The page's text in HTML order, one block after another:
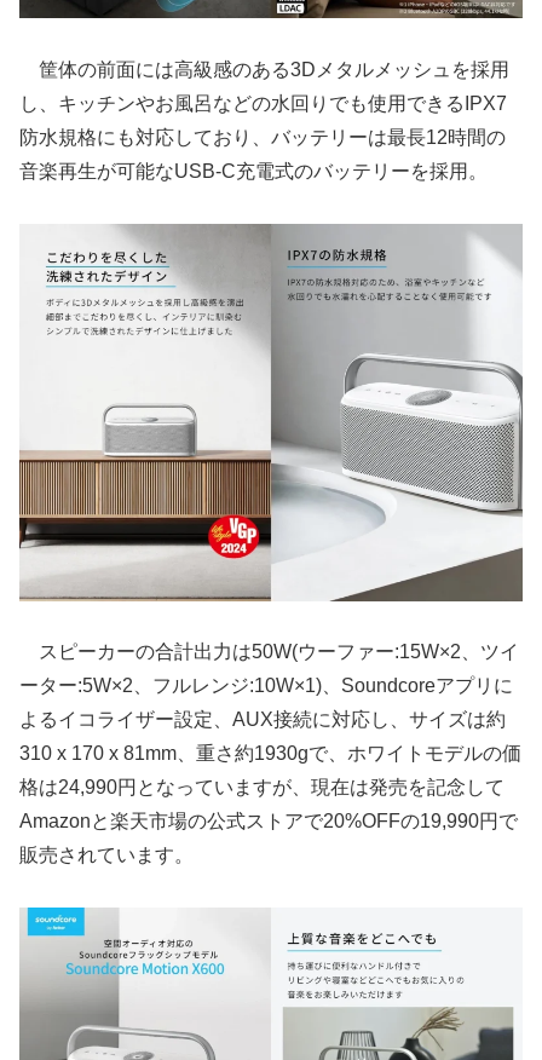
筐体の前面には高級感のある3Dメタルメッシュを採用
し、キッチンやお風呂などの水回りでも使用できるIPX7
防水規格にも対応しており、バッテリーは最長12時間の
音楽再生が可能なUSB-C充電式のバッテリーを採用。
スピーカーの合計出力は50W(ウーファー:15W×2、ツイ
ーター:5W×2、フルレンジ:10W×1)、Soundcoreアプリに
よるイコライザー設定、AUX接続に対応し、サイズは約
310 x 170 x 81mm、重さ約1930gで、ホワイトモデルの価
格は24,990円となっていますが、現在は発売を記念して
Amazonと楽天市場の公式ストアで20%OFFの19,990円で
販売されています。